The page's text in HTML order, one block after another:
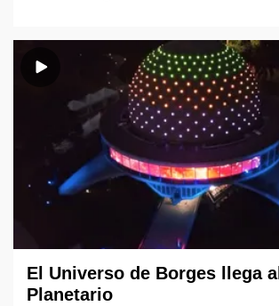
El Universo de Borges llega al
Planetario